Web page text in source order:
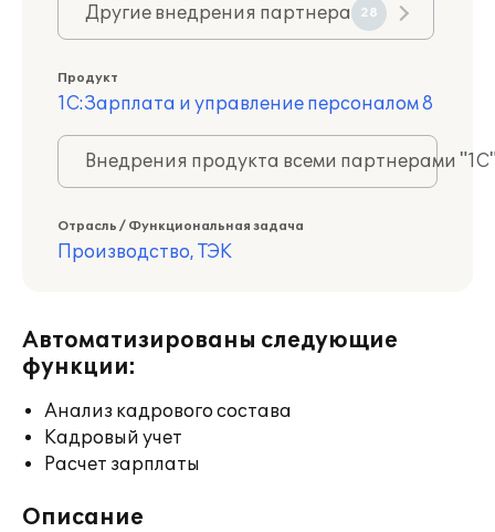
Другие внедрения партнера 28
Продукт
1С:Зарплата и управление персоналом 8
Внедрения продукта всеми партнерами
Отрасль / Функциональная задача
Производство, ТЭК
Автоматизированы следующие
функции:
Анализ кадрового состава
Кадровый учет
Расчет зарплаты
Описание